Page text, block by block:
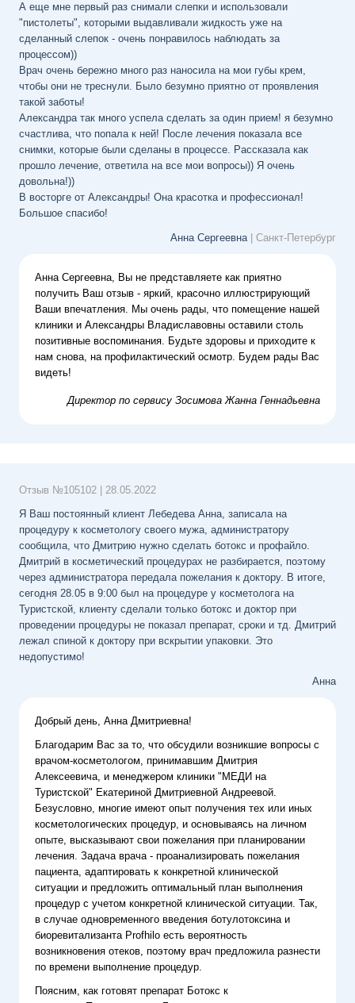
А еще мне первый раз снимали слепки и использовали
"пистолеты", которыми выдавливали жидкость уже на
сделанный слепок - очень понравилось наблюдать за
процессом))
Врач очень бережно много раз наносила на мои губы крем,
чтобы они не треснули. Было безумно приятно от проявления
такой заботы!
Александра так много успела сделать за один прием! я безумно
счастлива, что попала к ней! После лечения показала все
снимки, которые были сделаны в процессе. Рассказала как
прошло лечение, ответила на все мои вопросы)) Я очень
довольна!))
В восторге от Александры! Она красотка и профессионал!
Большое спасибо!
Анна Сергеевна | Санкт-Петербург
Анна Сергеевна, Вы не представляете как приятно
получить Ваш отзыв - яркий, красочно иллюстрирующий
Ваши впечатления. Мы очень рады, что помещение нашей
клиники и Александры Владиславовны оставили столь
позитивные воспоминания. Будьте здоровы и приходите к
нам снова, на профилактический осмотр. Будем рады Вас
видеть!
Директор по сервису Зосимова Жанна Геннадьевна
Отзыв №105102
28.05.2022
Я Ваш постоянный клиент Лебедева Анна, записала на
процедуру к косметологу своего мужа, администратору
сообщила, что Дмитрию нужно сделать ботокс и профайло.
Дмитрий в косметический процедурах не разбирается, поэтому
через администратора передала пожелания к доктору. В итоге,
сегодня 28.05 в 9:00 был на процедуре у косметолога на
Туристской, клиенту сделали только ботокс и доктор при
проведении процедуры не показал препарат, сроки и тд. Дмитрий
лежал спиной к доктору при вскрытии упаковки. Это
недопустимо!
Анна
Добрый день, Анна Дмитриевна!
Благодарим Вас за то, что обсудили возникшие вопросы с
врачом-косметологом, принимавшим Дмитрия
Алексеевича, и менеджером клиники "МЕДИ на
Туристской" Екатериной Дмитриевной Андреевой.
Безусловно, многие имеют опыт получения тех или иных
косметологических процедур, и основываясь на личном
опыте, высказывают свои пожелания при планировании
лечения. Задача врача - проанализировать пожелания
пациента, адаптировать к конкретной клинической
ситуации и предложить оптимальный план выполнения
процедур с учетом конкретной клинической ситуации. Так,
в случае одновременного введения ботулотоксина и
биоревитализанта Profhilo есть вероятность
возникновения отеков, поэтому врач предложила разнести
по времени выполнение процедур.
Поясним, как готовят препарат Ботокс к